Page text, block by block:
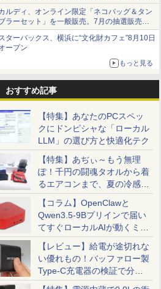
」
ルディ、オンライン限定「ネコバッグ＆タン
ラーセット」を一般販売。7月の抽選販売の
選無効分
ターバックス、横浜に“文化財カフェ”8月10日
ープン
もっと見る
おすすめ記事
【特集】あなたのPCスペッ
クにドンピシャな「ローカル
LLM」の選び方と快適化テク
【特集】あぢぃ～もう無理
ぽ！千円の闘魂タオルから着
るエアコンまで、夏の冷感グ
ッズ一挙紹介
【コラム】OpenClawと
Qwen3.5-9Bプリインで届い
てすぐローカルAIが動くミニ
PC「SER9 Pro」
【レビュー】給電が途切れな
い優れもの！バッファロー製
Type-C充電器の検証で分か
ったこと